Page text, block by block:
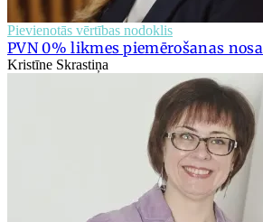
Pievienotās vērtības nodoklis
PVN 0% likmes piemērošanas
Kristīne Skrastiņa